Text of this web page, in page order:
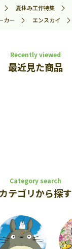
夏休み工作特集
カー エンスカイ
Recently viewed
最近見た商品
Category search
カテゴリから探す